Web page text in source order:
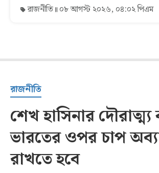
রাজনীতি ০৮ আগস্ট ২০২৬, ০৪:০২ পিএম
রাজনীতি
শেখ হাসিনার দৌরাত্ম্য
ভারতের ওপর চাপ
রাখতে হবে